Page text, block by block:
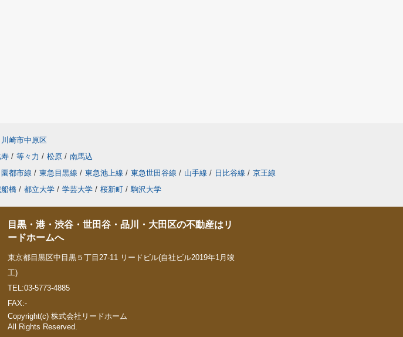
川崎市中原区
/ 等々力 / 松原 / 南馬込
都市線 / 東急目黒線 / 東急池上線 / 東急世田谷線 / 山手線 / 日比谷線 / 京王線
橋 / 都立大学 / 学芸大学 / 桜新町 / 駒沢大学
目黒・港・渋谷・世田谷・品川・大田区の不動産はリ
ードホームへ
東京都目黒区中目黒５丁目27-11 リードビル(自社ビル2019年1月竣
工)
TEL:03-5773-4885
FAX:-
Copyright(c) 株式会社リードホーム
All Rights Reserved.